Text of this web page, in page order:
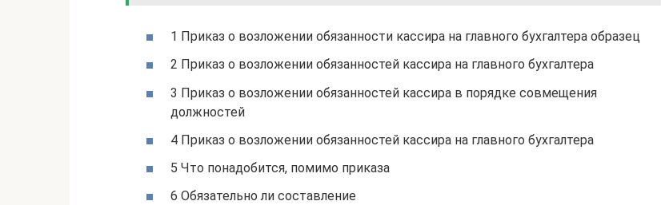
1 Приказ о возложении обязанности кассира на главного бухгалтера образец
2 Приказ о возложении обязанностей кассира на главного бухгалтера
3 Приказ о возложении обязанностей кассира в порядке совмещения
должностей
4 Приказ о возложении обязанностей кассира на главного бухгалтера
5 Что понадобится, помимо приказа
6 Обязательно ли составление